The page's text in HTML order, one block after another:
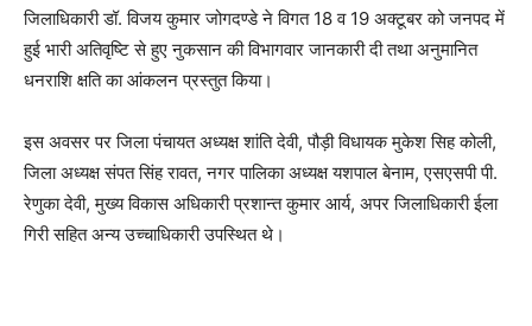
जिलाधिकारी डॉ. विजय कुमार जोगदण्डे ने विगत 18 व 19 अक्टूबर को जनपद में
हुई भारी अतिवृष्टि से हुए नुकसान की विभागवार जानकारी दी तथा अनुमानित
धनराशि क्षति का आंकलन प्रस्तुत किया।
इस अवसर पर जिला पंचायत अध्यक्ष शांति देवी, पौड़ी विधायक मुकेश सिह कोली,
जिला अध्यक्ष संपत सिंह रावत, नगर पालिका अध्यक्ष यशपाल बेनाम, एसएसपी पी.
रेणुका देवी, मुख्य विकास अधिकारी प्रशान्त कुमार आर्य, अपर जिलाधिकारी ईला
गिरी सहित अन्य उच्चाधिकारी उपस्थित थे।